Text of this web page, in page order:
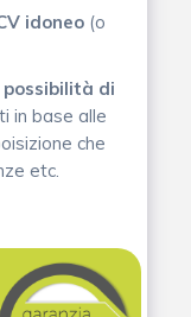
idoneo (o
possibilità di
in base alle
che
etc.